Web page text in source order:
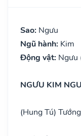
Sao: Ngưu
Ngũ hành: Kim
Động vật: Ngưu
NGƯU KIM
(Hung Tú)